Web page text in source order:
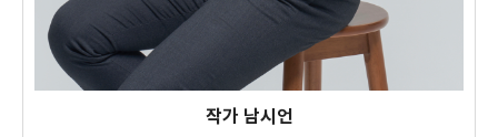
작가 남시언